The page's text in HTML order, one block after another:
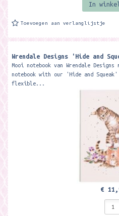
In
Toevoegen aan verlanglijstje
Wrendale Designs 'Hide and
Mooi notebook van Wrendale
notebook with our 'Hide and
flexible...
€